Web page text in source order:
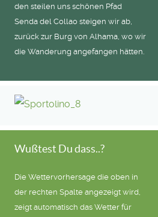
den steilen uns schönen Pfad
Senda del Collao steigen wir ab,
zurück zur Burg von Alhama, wo wir
die Wanderung angefangen hätten.
Wußtest Du dass..?
Die Wettervorhersage die oben in
der rechten Spalte angezeigt wird,
zeigt automatisch das Wetter für